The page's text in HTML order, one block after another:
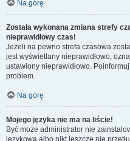
Na górę
Została wykonana zmiana strefy
nieprawidłowy czas!
Jeżeli na pewno strefa czasowa
jest wyświetlany nieprawidłowo,
ustawiony nieprawidłowo.
problem.
Na górę
Mojego języka nie ma na liście!
Być może administrator nie
językową albo nikt jeszcze nie